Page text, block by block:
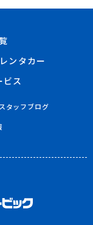
レンタカー
ビス
スタッフブログ